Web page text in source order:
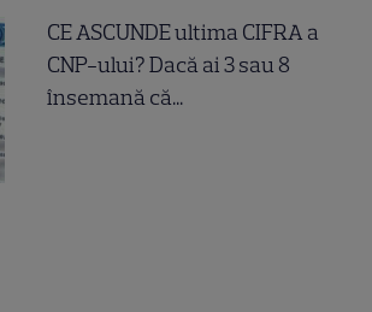
CE ASCUNDE ultima CIFRA a
CNP-ului? Dacă ai 3 sau 8
însemană că...